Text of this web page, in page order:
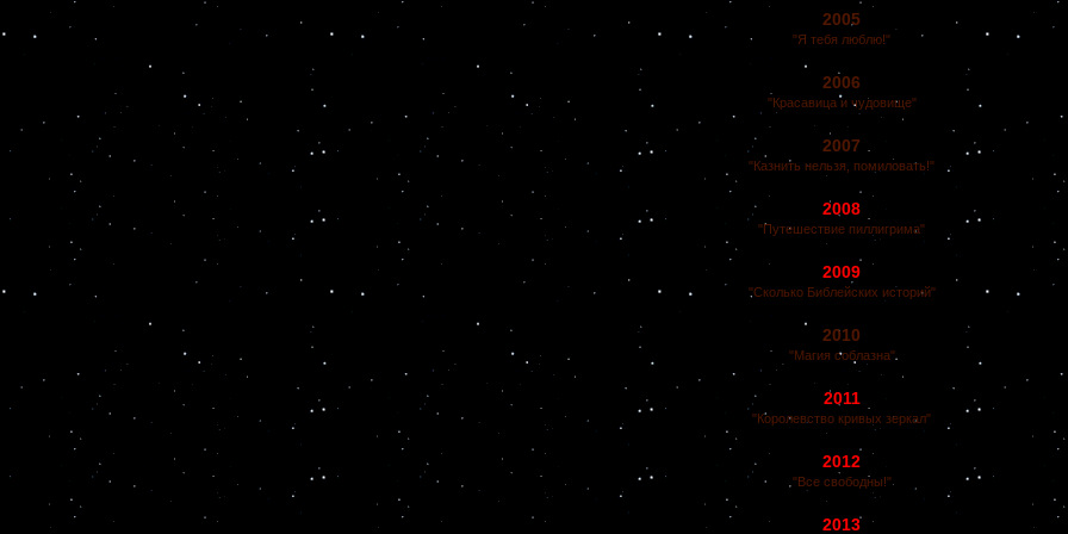
2005
"Я тебя люблю!"
2006
"Красавица и чудовище"
2007
"Казнить нельзя, помиловать!"
2008
"Путешествие пиллигрима"
2009
"Сколько Библейских историй"
2010
"Магия соблазна"
2011
"Королевство кривых зеркал"
2012
"Все свободны!"
2013